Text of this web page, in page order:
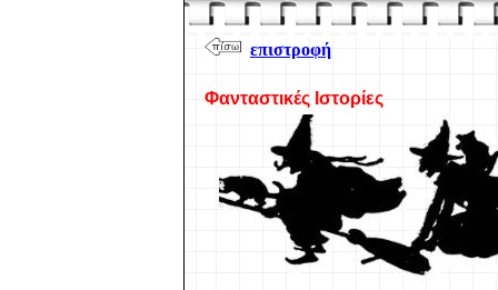
επιστροφή
Φανταστικές Ιστορίες